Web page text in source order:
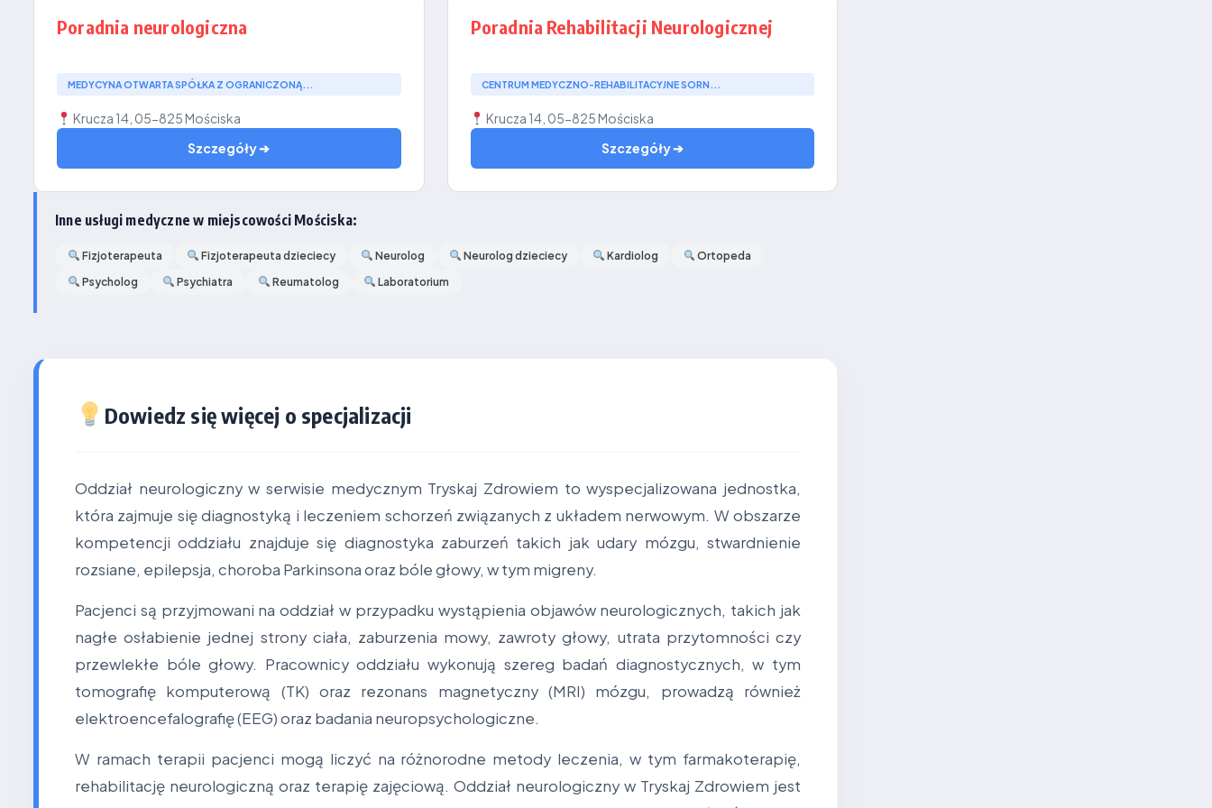
Poradnia neurologiczna
MEDYCYNA OTWARTA SPÓŁKA Z OGRANICZONĄ...
Krucza 14, 05-825 Mościska
Szczegóły ➔
Poradnia Rehabilitacji Neurologicznej
CENTRUM MEDYCZNO-REHABILITACYJNE SORN...
Krucza 14, 05-825 Mościska
Szczegóły ➔
Inne usługi medyczne w miejscowości Mościska:
Fizjoterapeuta Fizjoterapeuta dzieciecy Neurolog Neurolog dzieciecy Kardiolog
Ortopeda
Psycholog
Psychiatra Reumatolog Laboratorium
Dowiedz się więcej o specjalizacji
Oddział neurologiczny w serwisie medycznym Tryskaj Zdrowiem to wyspecjalizowana jednostka,
która zajmuje się diagnostyką i leczeniem schorzeń związanych z układem nerwowym. W obszarze
kompetencji oddziału znajduje się diagnostyka zaburzeń takich jak udary mózgu, stwardnienie
rozsiane, epilepsja, choroba Parkinsona oraz bóle głowy, w tym migreny.
Pacjenci są przyjmowani na oddział w przypadku wystąpienia objawów neurologicznych, takich jak
nagłe osłabienie jednej strony ciała, zaburzenia mowy, zawroty głowy, utrata przytomności czy
przewlekłe bóle głowy. Pracownicy oddziału wykonują szereg badań diagnostycznych, w tym
tomografię komputerową (TK) oraz rezonans magnetyczny (MRI) mózgu, prowadzą również
elektroencefalografię (EEG) oraz badania neuropsychologiczne.
W ramach terapii pacjenci mogą liczyć na różnorodne metody leczenia, w tym farmakoterapię,
rehabilitację neurologiczną oraz terapię zajęciową. Oddział neurologiczny w Tryskaj Zdrowiem jest